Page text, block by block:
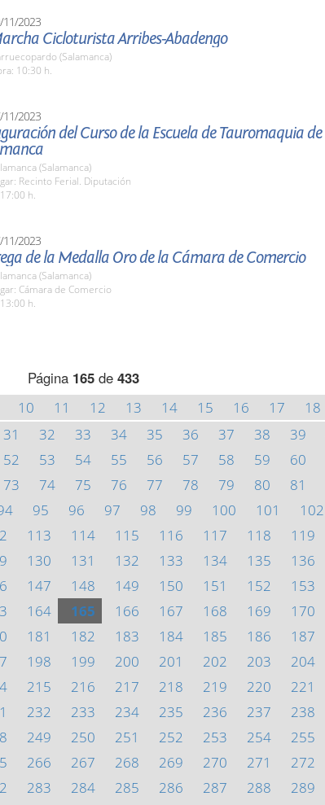
11/2023
Cicloturista Arribes-Abadengo
(Salamanca)
10:30 h.
11/2023
del Curso de la Escuela de Tauromaquia de
(Salamanca)
Recinto Ferial. Diputación
h.
11/2023
de la Medalla Oro de la Cámara de Comercio
(Salamanca)
Cámara de Comercio
h.
Página 165de 433
10 11 12 13 14 15 16 17 18
31 32 33 34 35 36 37 38 39
52 53 54 55 56 57 58 59 60
73 74 75 76 77 78 79 80 81
95 96 97 98 99 100 101 102
113 114 115 116 117 118 119
130 131 132 133 134 135 136
147 148 149 150 151 152 153
164 165 166 167 168 169 170
181 182 183 184 185 186 187
198 199 200 201 202 203 204
215 216 217 218 219 220 221
232 233 234 235 236 237 238
249 250 251 252 253 254 255
266 267 268 269 270 271 272
283 284 285 286 287 288 289